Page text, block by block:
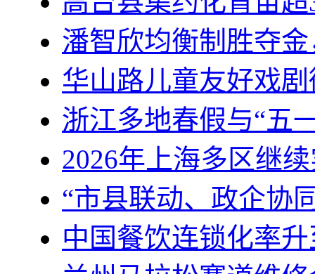
潘智欣均衡制胜夺
华山路儿童友好戏
浙江多地春假与“五
2026年上海多区继
“市县联动、政企协
中国餐饮连锁化率